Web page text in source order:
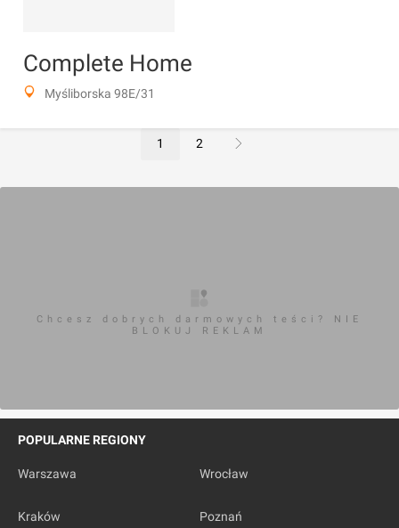
Complete Home
Myśliborska 98E/31
1 2
Chcesz dobrych darmowych teści? NIE
BLOKUJ REKLAM
POPULARNE REGIONY
Warszawa Wrocław
Kraków Poznań